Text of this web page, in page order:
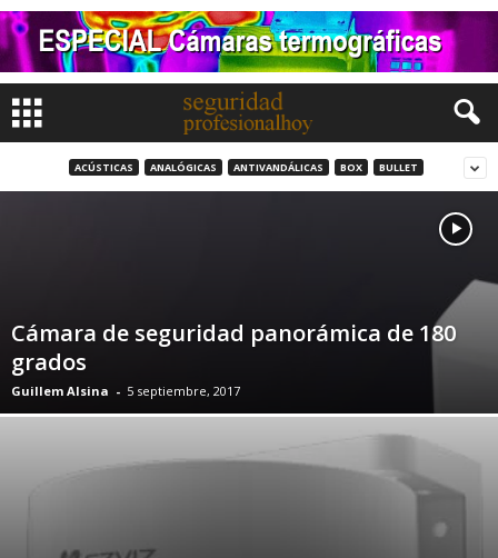
ACÚSTICAS ANALÓGICAS ANTIVANDÁLICAS BOX BULLET
Cámara de seguridad panorámica de 180
grados
Guillem Alsina - 5 septiembre, 2017